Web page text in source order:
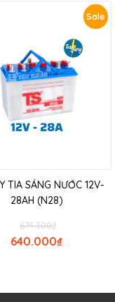
Sale
TIA SÁNG NƯỚC 12V-
28AH (N28)
₫
674.300
₫
640.000